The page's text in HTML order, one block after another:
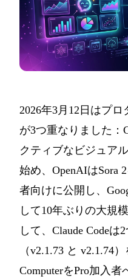
2026年3月12日はプ
が3つ重なりました：
クティブなビジュア
始め、OpenAIはSora
者向けに公開し、
して10年ぶりの大規
して、Claude Codeは
（v2.1.73 と v2.1.74
ComputerをPro加入者